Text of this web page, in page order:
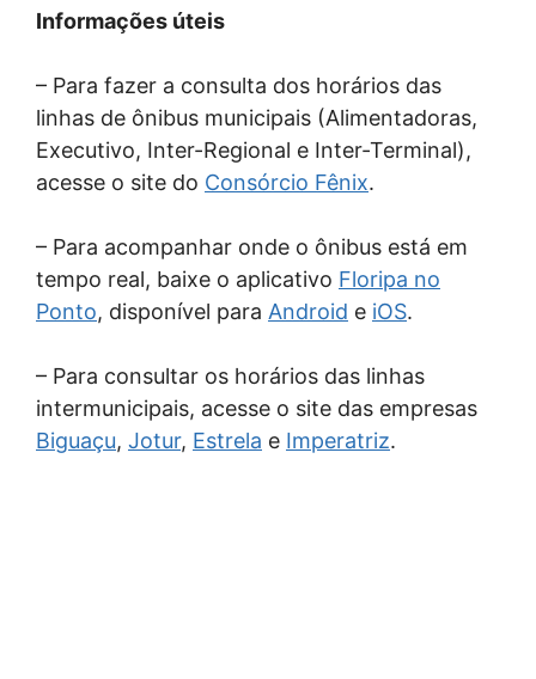
Informações úteis
– Para fazer a consulta dos horários das
linhas de ônibus municipais (Alimentadoras,
Executivo, Inter-Regional e Inter-Terminal),
acesse o site do Consórcio Fênix.
– Para acompanhar onde o ônibus está em
tempo real, baixe o aplicativo Floripa no
Ponto, disponível para Android e iOS.
– Para consultar os horários das linhas
intermunicipais, acesse o site das empresas
Biguaçu, Jotur, Estrela e Imperatriz.